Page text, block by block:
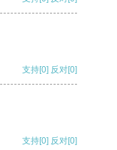
支持[0] 反对[0]
支持[0] 反对[0]